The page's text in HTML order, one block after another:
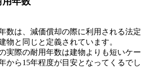
数は、減価償却の際に利用される法定
物と同じと定義されています。
実際の耐用年数は建物よりも短いケー
から15年程度が目安となってくるでし